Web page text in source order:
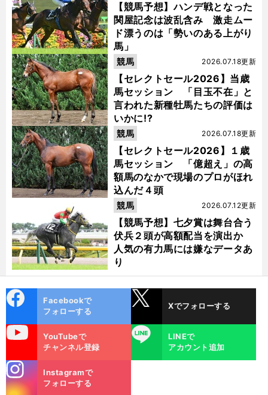
【競馬予想】ハンデ戦となった
関屋記念は波乱含み 激走ムー
ド漂うのは「勢いのある上がり
馬」
【セレクトセール2026】当歳
馬セッション 「目玉不在」と
言われた新種牡馬たちの評価は
いかに!?
2026.07.18更新
競馬
【セレクトセール2026】１歳
馬セッション 「億超え」の高
額馬のなかで現場のプロがほれ
込んだ４頭
2026.07.18更新
競馬
【競馬予想】七夕賞は舞台合う
伏兵２頭が高額配当を演出か
人気の有力馬には嫌なデータあ
り
2026.07.12更新
競馬
ok
Facebookで
フォローする
Xでフォローする
YouTubeで
チャンネル登録
LINE
LINEで
アカウント追加
m
Instagramで
フォローする